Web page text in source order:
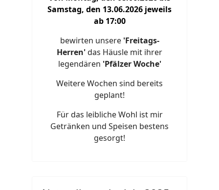
Samstag, den 13.06.2026 jeweils
ab 17:00
bewirten unsere 'Freitags-
Herren'das Häusle mit ihrer
legendären 'Pfälzer Woche'
Weitere Wochen sind bereits
geplant!
Für das leibliche Wohl ist mir
Getränken und Speisen bestens
gesorgt!